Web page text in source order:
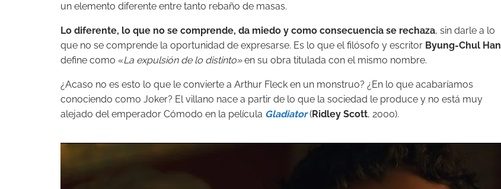
un elemento diferente entre tanto rebaño de masas.
Lo diferente, lo que no se comprende, da miedo y como consecuencia se rechaza, sin darle a lo
que no se comprende la oportunidad de expresarse. Es lo que el filósofo y escritor Byung-Chul Han
define como «La expulsión de lo distinto»en su obra titulada con el mismo nombre.
¿Acaso no es esto lo que le convierte a Arthur Fleck en un monstruo? ¿En lo que acabaríamos
conociendo como Joker? El villano nace a partir de lo que la sociedad le produce y no está muy
alejado del emperador Cómodo en la película Gladiator(Ridley Scott, 2000).